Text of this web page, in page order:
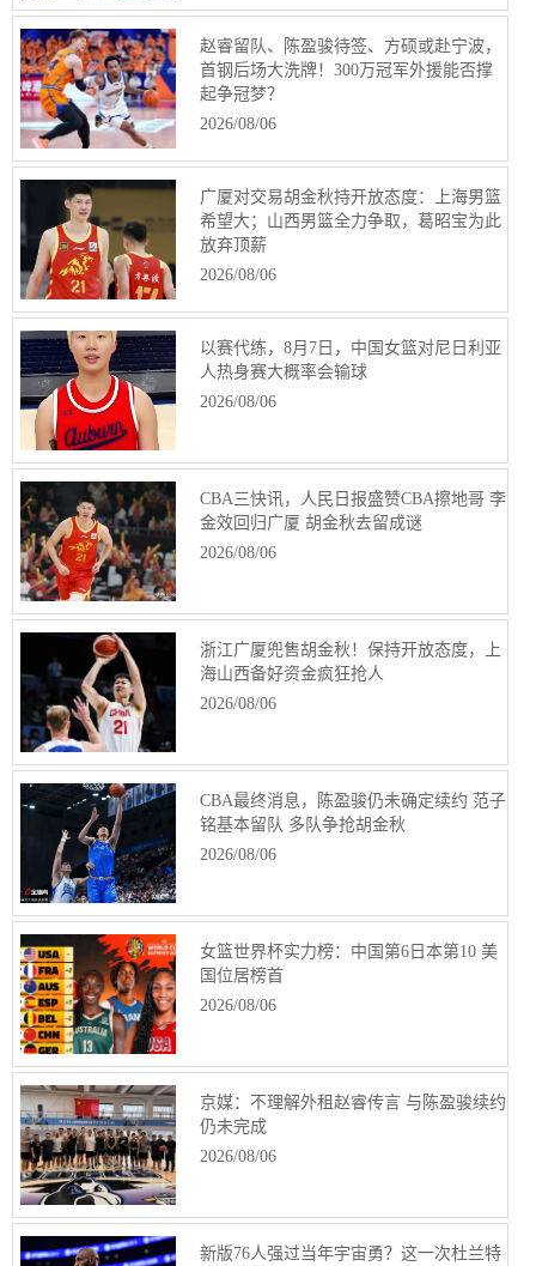
赵睿留队、陈盈骏待签、方硕或赴宁波，
首钢后场大洗牌！300万冠军外援能否撑
起争冠梦？
2026/08/06
广厦对交易胡金秋持开放态度：上海男篮
希望大；山西男篮全力争取，葛昭宝为此
放弃顶薪
2026/08/06
以赛代练，8月7日，中国女篮对尼日利亚
人热身赛大概率会输球
2026/08/06
CBA三快讯，人民日报盛赞CBA擦地哥 李
金效回归广厦 胡金秋去留成谜
2026/08/06
浙江广厦兜售胡金秋！保持开放态度，上
海山西备好资金疯狂抢人
2026/08/06
CBA最终消息，陈盈骏仍未确定续约 范子
铭基本留队 多队争抢胡金秋
2026/08/06
女篮世界杯实力榜：中国第6日本第10 美
国位居榜首
2026/08/06
京媒：不理解外租赵睿传言 与陈盈骏续约
仍未完成
2026/08/06
新版76人强过当年宇宙勇？这一次杜兰特